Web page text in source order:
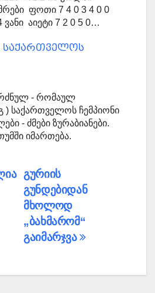
ფოთი 7 4 0 3 4 0 0
ვანი აიეტი 7 2 0 5 0…
საქართველოს
- რომაულ
) საქართველოს ჩემპიონი
- ძმები ზურაბიანები.
იმართება.
გურიის
გუნდებიდან
მხოლოდ
„ბახმარომ“
გაიმარჯვა